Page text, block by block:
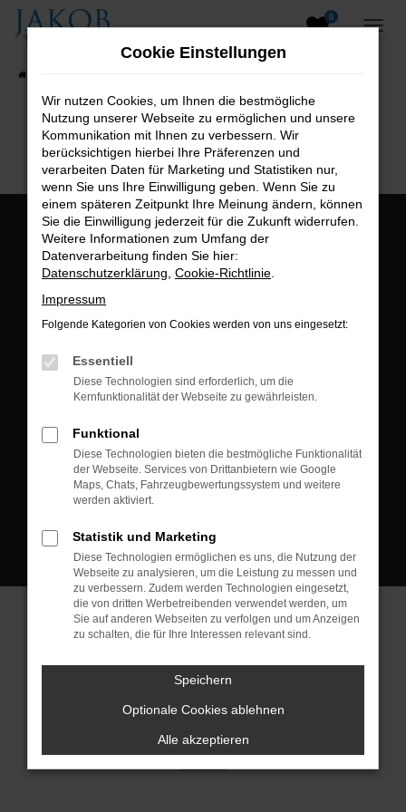
Zum
0
B2B-Shop
Öffnungszeiten:
Montag bis Freitag:
Postadresse:
Kontakt:
Tel.: +49 3745 760 90 20
Fax: +49 3745 760 90 21
Mail: fj@jakob-trading.com
Cookie Einstellungen
© 2026 Jakob Trading GmbH | Neustädter Straße 1 | DE-08223
Neustadt/Vogtland | fj@jakob-trading.com | Webdesign by audaris.de
Cookie Einstellungen
Wir nutzen Cookies, um Ihnen die bestmögliche
Nutzung unserer Webseite zu ermöglichen und unsere
Kommunikation mit Ihnen zu verbessern. Wir
berücksichtigen hierbei Ihre Präferenzen und
verarbeiten Daten für Marketing und Statistiken nur,
wenn Sie uns Ihre Einwilligung geben. Wenn Sie zu
einem späteren Zeitpunkt Ihre Meinung ändern, können
Sie die Einwilligung jederzeit für die Zukunft widerrufen.
Weitere Informationen zum Umfang der
Datenverarbeitung finden Sie hier:
Datenschutzerklärung Cookie-Richtlinie
Impressum
Folgende Kategorien von Cookies werden von uns eingesetzt:
Essentiell
Diese Technologien sind erforderlich, um die
Kernfunktionalität der Webseite zu gewährleisten.
Funktional
Diese Technologien bieten die bestmögliche Funktionalität
der Webseite. Services von Drittanbietern wie Google
Maps, Chats, Fahrzeugbewertungssystem und weitere
werden aktiviert.
Statistik und Marketing
Diese Technologien ermöglichen es uns, die Nutzung der
Webseite zu analysieren, um die Leistung zu messen und
zu verbessern. Zudem werden Technologien eingesetzt,
die von dritten Werbetreibenden verwendet werden, um
Sie auf anderen Webseiten zu verfolgen und um Anzeigen
zu schalten, die für Ihre Interessen relevant sind.
Speichern
Optionale Cookies ablehnen
Alle akzeptieren